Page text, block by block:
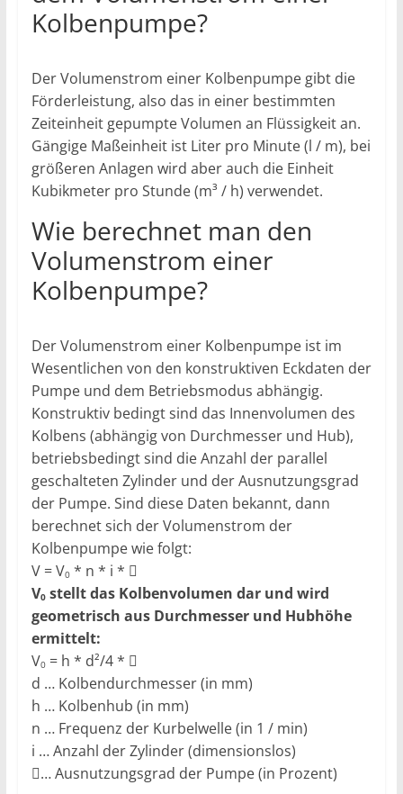
Kolbenpumpe?
Der Volumenstrom einer Kolbenpumpe gibt die
Förderleistung, also das in einer bestimmten
Zeiteinheit gepumpte Volumen an Flüssigkeit an.
Gängige Maßeinheit ist Liter pro Minute (l / m), bei
größeren Anlagen wird aber auch die Einheit
Kubikmeter pro Stunde (m³ / h) verwendet.
Wie berechnet man den
Volumenstrom einer
Kolbenpumpe?
Der Volumenstrom einer Kolbenpumpe ist im
Wesentlichen von den konstruktiven Eckdaten der
Pumpe und dem Betriebsmodus abhängig.
Konstruktiv bedingt sind das Innenvolumen des
Kolbens (abhängig von Durchmesser und Hub),
betriebsbedingt sind die Anzahl der parallel
geschalteten Zylinder und der Ausnutzungsgrad
der Pumpe. Sind diese Daten bekannt, dann
berechnet sich der Volumenstrom der
Kolbenpumpe wie folgt:
V = V0* n * i * 
V0stellt das Kolbenvolumen dar und wird
geometrisch aus Durchmesser und Hubhöhe
ermittelt:
V0= h * d²/4 * 
d … Kolbendurchmesser (in mm)
h … Kolbenhub (in mm)
n … Frequenz der Kurbelwelle (in 1 / min)
i … Anzahl der Zylinder (dimensionslos)
… Ausnutzungsgrad der Pumpe (in Prozent)